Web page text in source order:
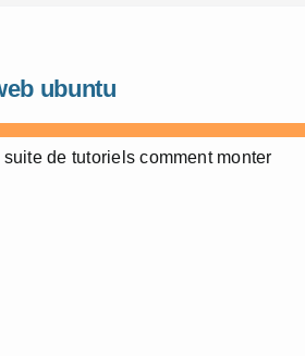
ubuntu
de tutoriels comment monter